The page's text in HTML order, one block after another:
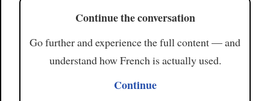
Continue the conversation
Go further and experience the full content — and
understand how French is actually used.
Continue